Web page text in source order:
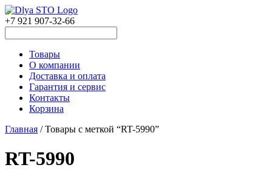
+7 921 907-32-66
Товары
О компании
Доставка и оплата
Гарантия и сервис
Контакты
Корзина
Главная / Товары с меткой “RT-5990”
RT-5990